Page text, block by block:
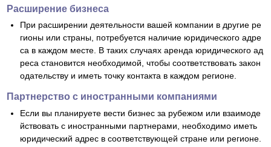
Расширение бизнеса
При расширении деятельности вашей компании в другие ре
гионы или страны, потребуется наличие юридического адре
са в каждом месте. В таких случаях аренда юридического ад
реса становится необходимой, чтобы соответствовать закон
одательству и иметь точку контакта в каждом регионе.
Партнерство с иностранными компаниями
Если вы планируете вести бизнес за рубежом или взаимоде
йствовать с иностранными партнерами, необходимо иметь
юридический адрес в соответствующей стране или регионе.